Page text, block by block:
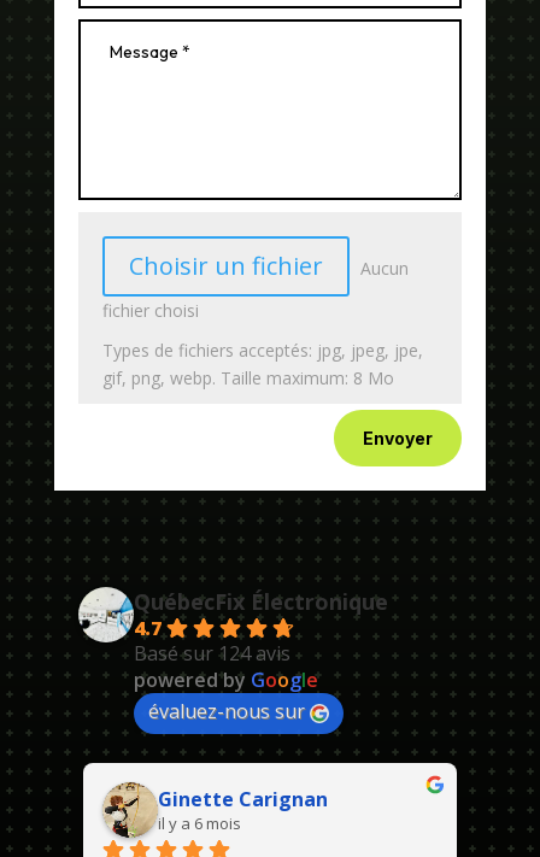
Choisir un fichier
Aucun
fichier choisi
Types de fichiers acceptés: jpg, jpeg, jpe,
gif, png, webp. Taille maximum: 8 Mo
Envoyer
QuébecFix Électronique
4.7
Basé sur 124 avis
powered by Google
évaluez-nous sur
Ginette Carignan
il y a 6 mois